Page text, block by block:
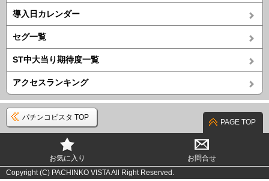
導入日カレンダー
セグ一覧
ST中大当り期待度一覧
アクセスランキング
パチンコビスタ TOP
PAGE TOP
お気に入り
お問合せ
Copyright (C) PACHINKO VISTA All Right Reserved.